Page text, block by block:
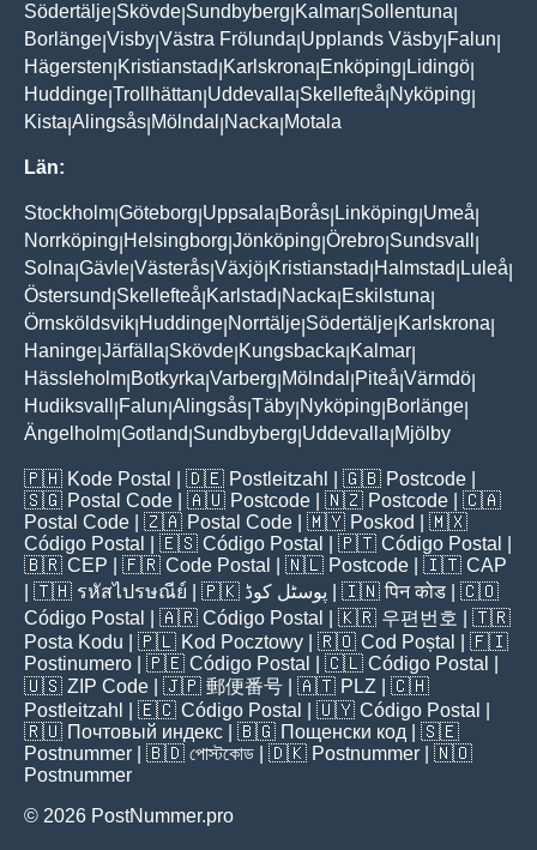
Södertälje Skövde Sundbyberg Kalmar Sollentuna
Borlänge Visby Västra Frölunda Upplands Väsby Falun
Hägersten Kristianstad Karlskrona Enköping Lidingö
Huddinge Trollhättan Uddevalla Skellefteå Nyköping
Kista Alingsås Mölndal Nacka Motala
Län:
Stockholm Göteborg Uppsala Borås Linköping Umeå
Norrköping Helsingborg Jönköping Örebro Sundsvall
Solna Gävle Västerås Växjö Kristianstad Halmstad Luleå
Östersund Skellefteå Karlstad Nacka Eskilstuna
Örnsköldsvik Huddinge Norrtälje Södertälje Karlskrona
Haninge Järfälla Skövde Kungsbacka Kalmar
Hässleholm Botkyrka Varberg Mölndal Piteå Värmdö
Hudiksvall
Falun Alingsås Täby Nyköping Borlänge
Ängelholm Gotland Sundbyberg Uddevalla Mjölby
🇵🇭 Kode Postal | 🇩🇪 Postleitzahl | 🇬🇧 Postcode
🇸🇬 Postal Code | 🇦🇺 Postcode | 🇳🇿 Postcode | 🇨🇦
Postal Code | 🇿🇦 Postal Code | 🇲🇾 Poskod
| 🇲🇽
Código Postal
| 🇪🇸 Código Postal | 🇵🇹 Código Postal
🇧🇷 CEP | 🇫🇷 Code Postal | 🇳🇱 Postcode | 🇮🇹 CAP
| 🇹🇭 รหัสไปรษณีย์ | 🇵🇰 پوسٹل کوڈ | 🇮🇳पिन कोड | 🇨🇴
Código Postal
| 🇦🇷 Código Postal | 🇰🇷 우편번호
| 🇹🇷
Posta Kodu | 🇵🇱 Kod Pocztowy | 🇷🇴 Cod Poștal
| 🇫🇮
Postinumero | 🇵🇪 Código Postal | 🇨🇱 Código Postal
🇺🇸 ZIP Code | 🇯🇵 郵便番号 | 🇦🇹 PLZ | 🇨🇭
Postleitzahl
| 🇪🇨 Código Postal | 🇺🇾 Código Postal
🇷🇺 Почтовый индекс | 🇧🇬 Пощенски код | 🇸🇪
Postnummer | 🇧🇩 পোস্টকোড | 🇩🇰 Postnummer | 🇳🇴
Postnummer
© 2026 PostNummer.pro